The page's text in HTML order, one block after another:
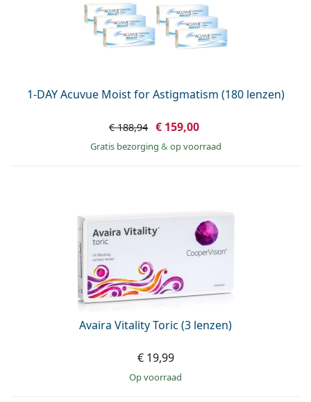
1-DAY Acuvue Moist for Astigmatism (180 lenzen)
€ 188,94 € 159,00
Gratis bezorging & op voorraad
Avaira Vitality Toric (3 lenzen)
€ 19,99
op voorraad